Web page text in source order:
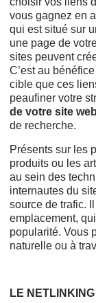
vous gagnez en
qui est situé sur
une page de
sites peuvent
C’est au
cible que ces
peaufiner votre
de votre site
de recherche.
Présents sur les
produits ou les
au sein des
internautes du
source de trafic.
emplacement,
popularité. Vous
naturelle ou à
LE NETLINKING